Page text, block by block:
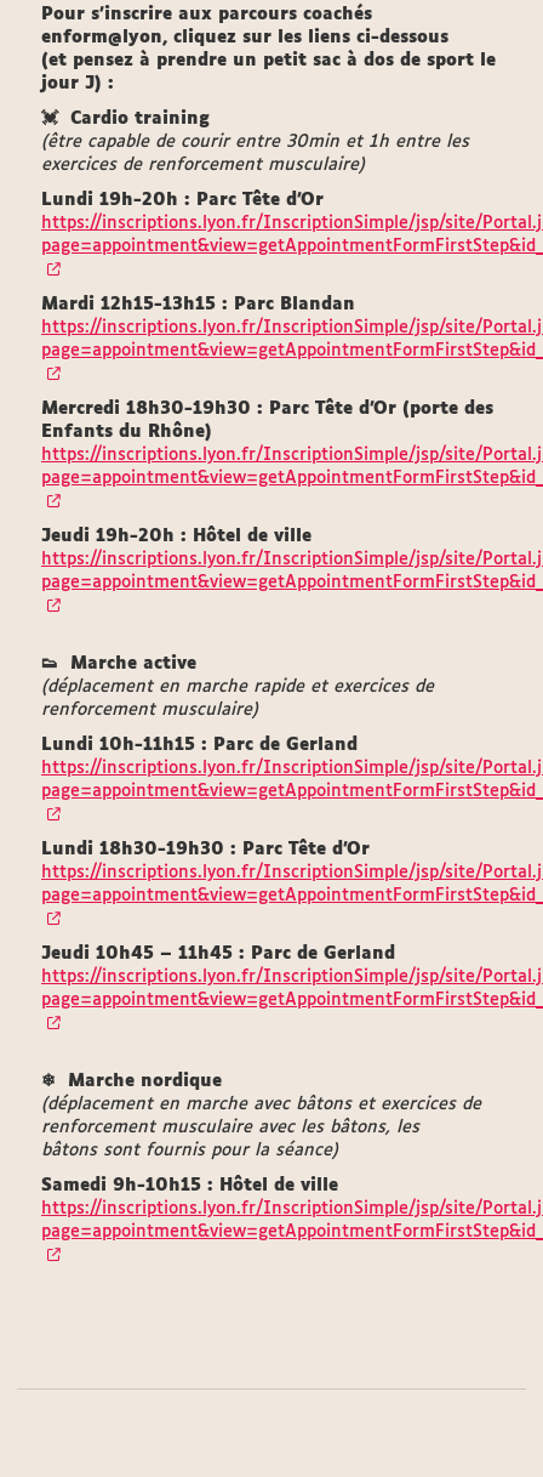
Pour s'inscrire aux parcours coachés
enform@lyon, cliquez sur les liens ci-dessous
(et pensez à prendre un petit sac à dos de sport le
jour J) :
💓
Cardio training
(être capable de courir entre 30min et 1h entre les
exercices de renforcement musculaire)
Lundi 19h-20h : Parc Tête d'Or
https://inscriptions.lyon.fr/InscriptionSimple/jsp/site/
Mardi 12h15-13h15 : Parc Blandan
https://inscriptions.lyon.fr/InscriptionSimple/jsp/site/
Mercredi 18h30-19h30 : Parc Tête d'Or (porte des
Enfants du Rhône)
https://inscriptions.lyon.fr/InscriptionSimple/jsp/site/
Jeudi 19h-20h : Hôtel de ville
https://inscriptions.lyon.fr/InscriptionSimple/jsp/site/
👟
Marche active
(déplacement en marche rapide et exercices de
renforcement musculaire)
Lundi 10h-11h15 : Parc de Gerland
https://inscriptions.lyon.fr/InscriptionSimple/jsp/site/
Lundi 18h30-19h30 : Parc Tête d'Or
https://inscriptions.lyon.fr/InscriptionSimple/jsp/site/
Jeudi 10h45 – 11h45 : Parc de Gerland
https://inscriptions.lyon.fr/InscriptionSimple/jsp/site/
❄
Marche nordique
(déplacement en marche avec bâtons et exercices de
renforcement musculaire avec les bâtons, les
bâtons sont fournis pour la séance)
Samedi 9h-10h15 : Hôtel de ville
https://inscriptions.lyon.fr/InscriptionSimple/jsp/site/